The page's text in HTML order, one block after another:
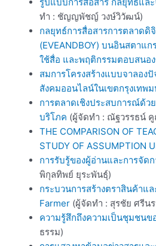
ทำ : ชัญญพัชญ์ วงษ์วิวัฒน์)
กลยุทธ์การสื่อสารการตลาด
(EVEANDBOY) บนอินสตาแ
ใช้สื่อ และพฤติกรรมตอบสนอ
สมการโครงสร้างแบบจาลอง
สังคมออนไลน์ในเขตกรุงเทพ
การตลาดเชิงประสบการณ์ด้ว
บริโภค (ผู้จัดทำ : ณัฐวรรธน์
THE COMPARISON OF
STUDY OF ASSUMPTION
การรับรู้ของผู้อ่านและการจั
พิกุลทิพย์ ยุระพันธุ์)
กระบวนการสร้างตราสินค้าแ
Farmer (ผู้จัดทำ : สุรชัย ศรีน
ความรู้สึกถึงความเป็นชุมชนข
ธรรม)